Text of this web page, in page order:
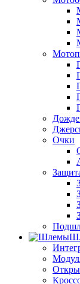
Очки